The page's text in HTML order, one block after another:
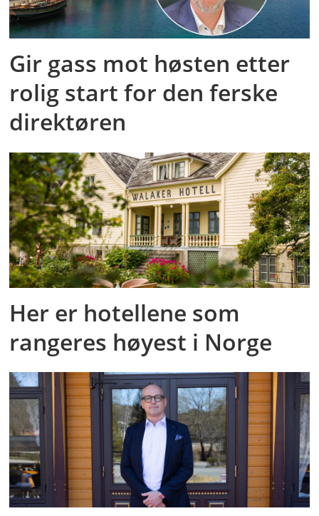
Gir gass mot høsten etter
rolig start for den ferske
direktøren
Her er hotellene som
rangeres høyest i Norge